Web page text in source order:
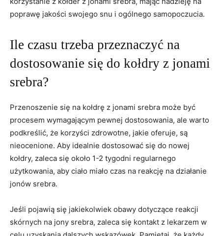
poprawę⁢ jakości swojego snu i ogólnego samopoczucia.
Ile czasu trzeba⁢ przeznaczyć⁤ na
dostosowanie się⁤ do kołdry z jonami
srebra?
Przenoszenie się na kołdrę z jonami srebra może być
procesem⁢ wymagającym ​pewnej dostosowania, ale⁣ warto
podkreślić, że korzyści zdrowotne, jakie oferuje, ⁣są
nieocenione. ⁣Aby idealnie dostosować się do nowej
kołdry, ⁣zaleca się około 1-2 tygodni regularnego
użytkowania, aby ciało miało czas na ‌reakcję na działanie⁣
jonów⁤ srebra.
Jeśli pojawią się jakiekolwiek ​obawy⁢ dotyczące reakcji
skórnych na⁤ jony srebra, zaleca się kontakt ⁤z lekarzem w